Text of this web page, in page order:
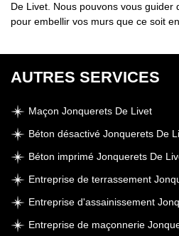
De Livet. Nous pouvons vous guider
pour embellir vos murs que ce soit
AUTRES SERVICES
Maçon Jonquerets De Livet
Béton désactivé Jonquerets De
Béton imprimé Jonquerets De
Entreprise de terrassement
Entreprise d'assainissement
Entreprise de maçonnerie